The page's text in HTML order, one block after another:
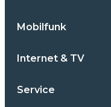
Mobilfunk
Internet & TV
Service